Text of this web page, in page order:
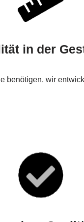
in der
benötigen, wir